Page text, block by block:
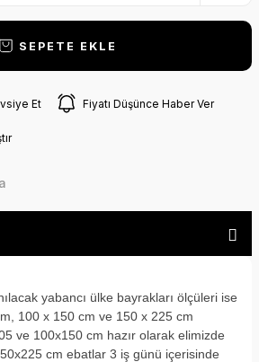
SEPETE EKLE
Et Fiyatı Düşünce Haber Ver
yabancı ülke bayrakları ölçüleri ise
100 x 150 cm ve 150 x 225 cm
ve 100x150 cm hazır olarak elimizde
cm ebatlar 3 iş günü içerisinde